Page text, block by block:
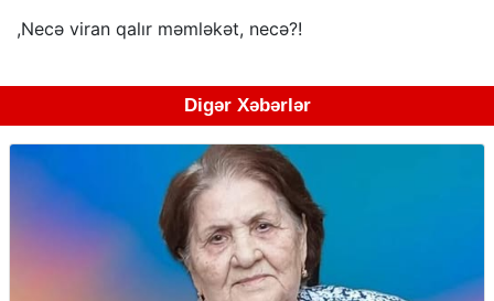
,Necə viran qalır məmləkət, necə?!
Digər Xəbərlər